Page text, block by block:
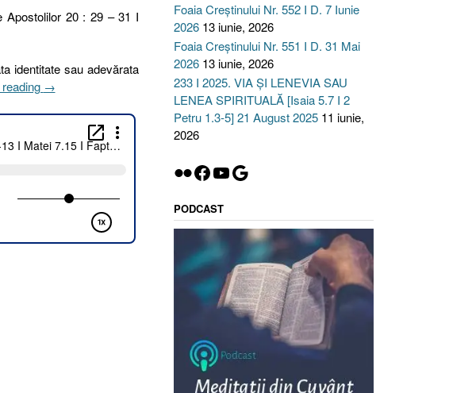
20 : 29 – 31 I
identitate sau adevărata
„73
2023.
PROFILUL
MORAL
FALSULUI
CREDINCIOS
1.12-
→
Foaia Creștinului Nr. 552 I D. 7 Iunie
2026 13 iunie, 2026
Foaia Creștinului Nr. 551 I D. 31 Mai
2026 13 iunie, 2026
233 I 2025. VIA ȘI LENEVIA SAU
LENEA SPIRITUALĂ [Isaia 5.7 I 2
Petru 1.3-5] 21 August 2025 11 iunie,
2026
Flickr
Facebook
YouTube
Google
PODCAST